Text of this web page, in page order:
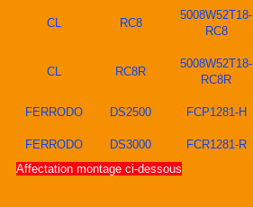
CL RC8
5008W52T18-
RC8
CL RC8R
5008W52T18-
RC8R
FERRODO DS2500 FCP1281-H
FERRODO DS3000
FCR1281-R
Affectation montage ci-dessous